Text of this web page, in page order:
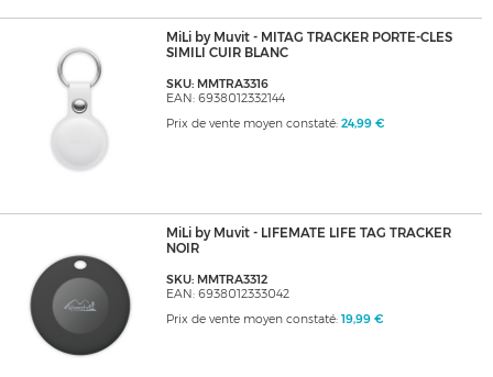
MiLi by Muvit - MITAG TRACKER PORTE-CLES
SIMILI CUIR BLANC
SKU: MMTRA3316
EAN: 6938012332144
Prix de vente moyen constaté: 24,99 €
MiLi by Muvit - LIFEMATE LIFE TAG TRACKER
NOIR
SKU: MMTRA3312
EAN: 6938012333042
Prix de vente moyen constaté: 19,99 €